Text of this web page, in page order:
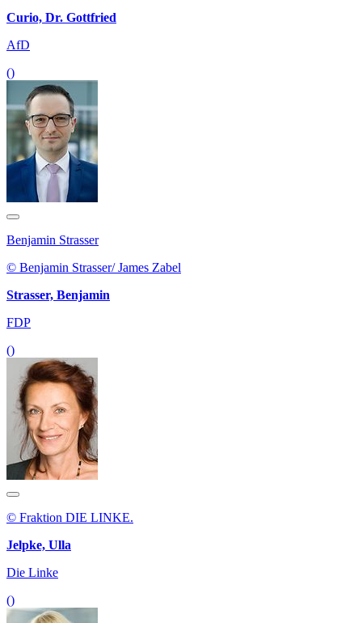
Curio, Dr. Gottfried
AfD
()
Benjamin Strasser
© Benjamin Strasser/ James Zabel
Strasser, Benjamin
FDP
()
© Fraktion DIE LINKE.
Jelpke, Ulla
Die Linke
()